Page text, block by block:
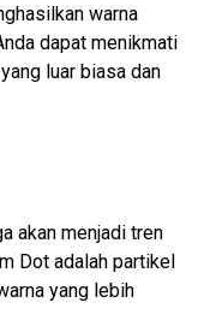
warna
dapat menikmati
luar biasa dan
akan menjadi tren
Dot adalah partikel
yang lebih